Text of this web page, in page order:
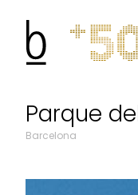
Parque
Barcelona